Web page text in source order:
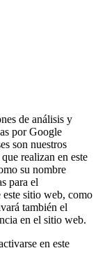
de análisis y
por Google
son nuestros
realizan en este
su nombre
para el
sitio web, como
también el
en el sitio web.
en este